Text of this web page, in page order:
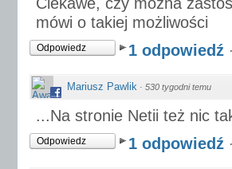
mówi o takiej możliwości
Odpowiedz 1 odpowiedź ·
Mariusz Pawlik · 530 tygodni temu
...Na stronie Netii też nic
Odpowiedz 1 odpowiedź ·